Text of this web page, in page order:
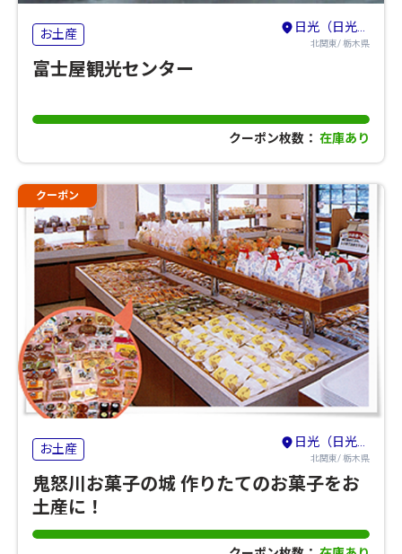
お土産 日光（日光・鬼怒川・湯西川・今市・足尾）
北関東/ 栃木県
富士屋観光センター
クーポン枚数： 在庫あり
クーポン
お土産 日光（日光・鬼怒川・湯西川・今市・足尾）
北関東/ 栃木県
鬼怒川お菓子の城 作りたてのお菓子をお
土産に！